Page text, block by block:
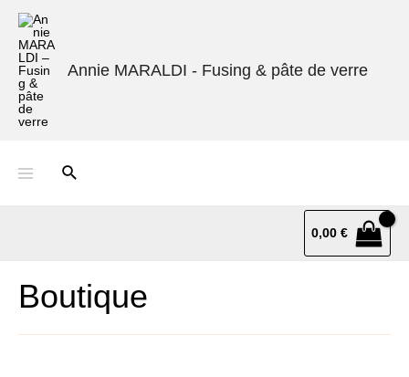
Annie MARALDI - Fusing & pâte de verre
0,00€
Boutique